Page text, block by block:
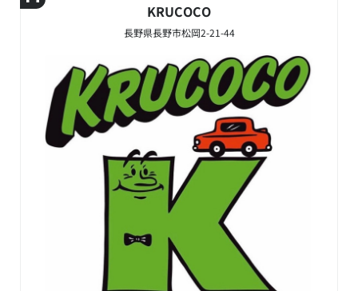
KRUCOCO
長野県長野市松岡2-21-44